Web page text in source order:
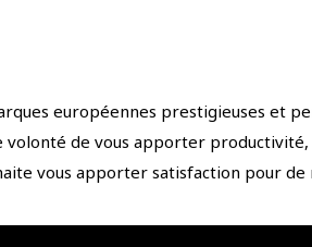
européennes prestigieuses et
de vous apporter
vous apporter satisfaction pour de